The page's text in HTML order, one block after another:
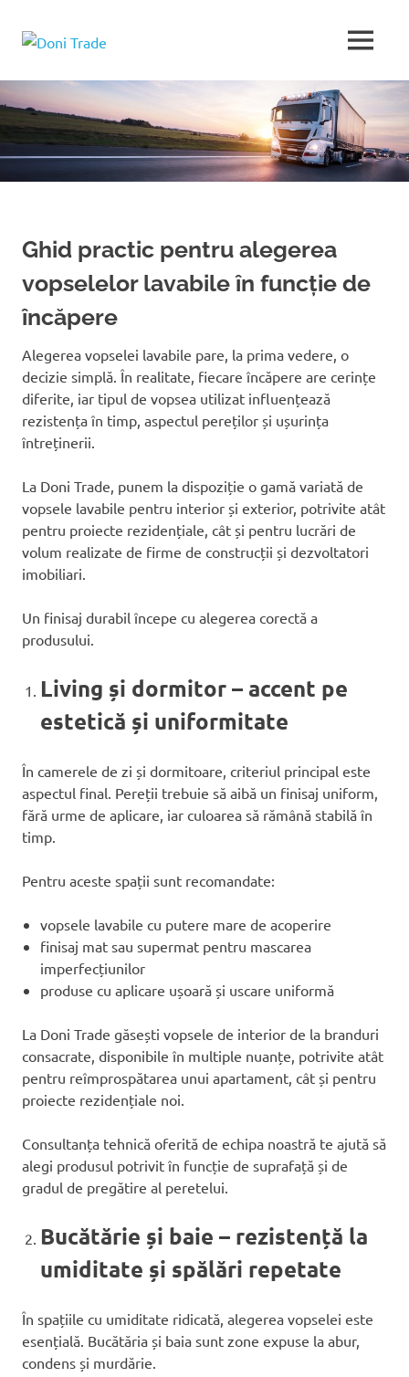
Trade
MENU
Ghid practic pentru alegerea
vopselelor lavabile în funcție de
încăpere
Alegerea vopselei lavabile pare, la prima vedere, o
decizie simplă. În realitate, fiecare încăpere are cerințe
diferite, iar tipul de vopsea utilizat influențează
rezistența în timp, aspectul pereților și ușurința
întreținerii.
La Doni Trade, punem la dispoziție o gamă variată de
vopsele lavabile pentru interior și exterior, potrivite atât
pentru proiecte rezidențiale, cât și pentru lucrări de
volum realizate de firme de construcții și dezvoltatori
imobiliari.
Un finisaj durabil începe cu alegerea corectă a
produsului.
Living și dormitor – accent pe
estetică și uniformitate
În camerele de zi și dormitoare, criteriul principal este
aspectul final. Pereții trebuie să aibă un finisaj uniform,
fără urme de aplicare, iar culoarea să rămână stabilă în
timp.
Pentru aceste spații sunt recomandate:
vopsele lavabile cu putere mare de acoperire
finisaj mat sau supermat pentru mascarea
imperfecțiunilor
produse cu aplicare ușoară și uscare uniformă
La Doni Trade găsești vopsele de interior de la branduri
consacrate, disponibile în multiple nuanțe, potrivite atât
pentru reîmprospătarea unui apartament, cât și pentru
proiecte rezidențiale noi.
Consultanța tehnică oferită de echipa noastră te ajută să
alegi produsul potrivit în funcție de suprafață și de
gradul de pregătire al peretelui.
Bucătărie și baie – rezistență la
umiditate și spălări repetate
În spațiile cu umiditate ridicată, alegerea vopselei este
esențială. Bucătăria și baia sunt zone expuse la abur,
condens și murdărie.